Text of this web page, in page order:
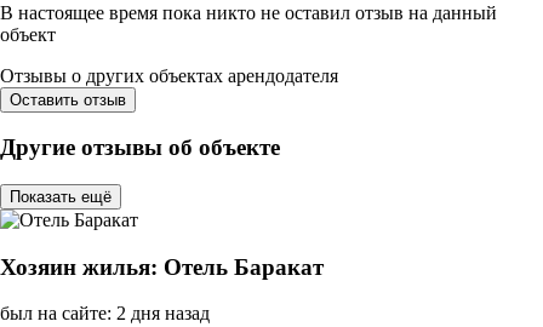
В настоящее время пока никто не оставил отзыв на данный
объект
Отзывы о других объектах арендодателя
Оставить отзыв
Другие отзывы об объекте
Показать ещё
Хозяин жилья: Отель Баракат
был на сайте: 2 дня назад